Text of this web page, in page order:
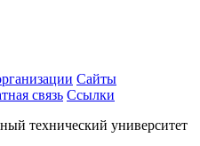
Сайты
связь Ссылки
технический университет